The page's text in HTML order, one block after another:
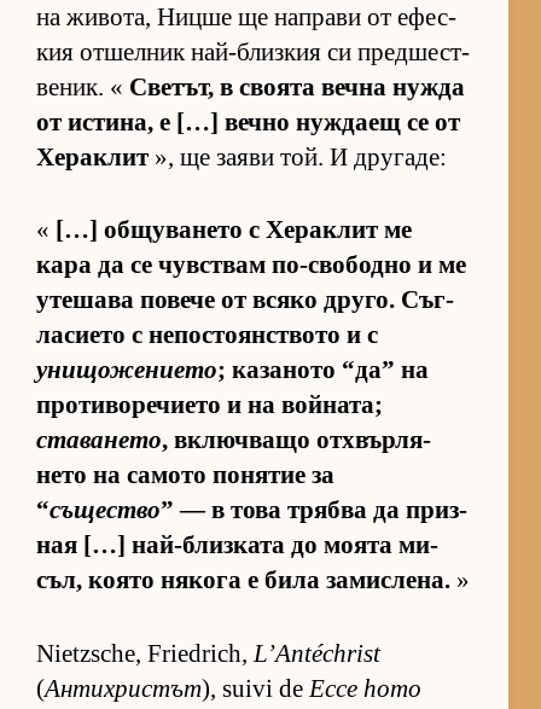
на жи­во­та, Ницше ще нап­рави от ефес­
кия от­шел­ник най-близ­кия си пред­шес­т­
ве­ник. « Све­тът, в сво­ята вечна нужда
от ис­ти­на, е […] вечно нуж­даещ се от
Хе­рак­лит », ще за­яви той. И дру­га­де:
« […] об­щу­ва­нето с Хе­рак­лит ме
кара да се чув­с­т­вам по-сво­бодно и ме
уте­шава по­вече от всяко дру­го. Съг­
ла­си­ето с не­пос­то­ян­с­т­вото и с
унищожението; ка­за­ното “да” на
про­ти­во­ре­чи­ето и на вой­на­та;
ставането, включ­ващо от­х­вър­ля­
нето на са­мото по­ня­тие за
“същество” — в това трябва да приз­
ная […] най-близ­ката до мо­ята ми­
съл, ко­ято ня­кога е била за­мис­ле­на. »
Nietzsche, Friedrich,L’Antéchrist
(Антихристът), suivi deEcce homo